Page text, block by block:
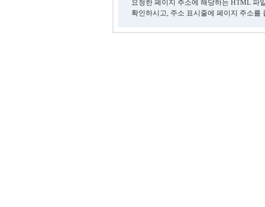
요청한 페이지 주소에 해당하는 HTML 파
확인하시고, 주소 표시줄에 페이지 주소